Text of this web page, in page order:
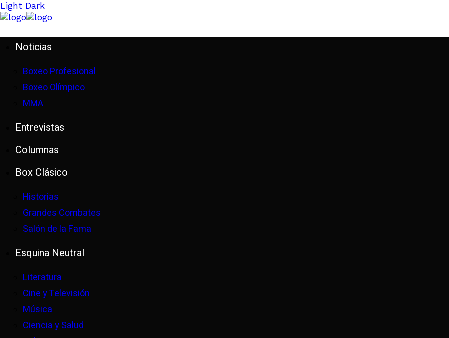
Light Dark
Noticias
Boxeo Profesional
Boxeo Olímpico
MMA
Entrevistas
Columnas
Box Clásico
Historias
Grandes Combates
Salón de la Fama
Esquina Neutral
Literatura
Cine y Televisión
Música
Ciencia y Salud